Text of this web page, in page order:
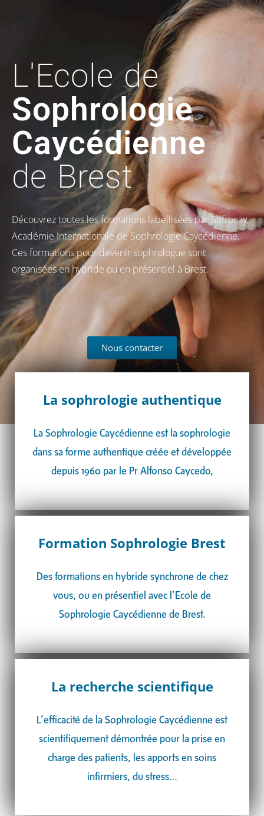
L'Ecole de
Sophrologie
Caycédienne
de Brest
Découvrez toutes les formations labellisées par Sofrocay,
Académie Internationale de Sophrologie Caycédienne.
Ces formations pour devenir sophrologue sont
organisées en hybride ou en présentiel à Brest.
Nous contacter
La sophrologie authentique
La Sophrologie Caycédienne est la sophrologie
dans sa forme authentique créée et développée
depuis 1960 par le Pr Alfonso Caycedo,
Formation Sophrologie Brest
Des formations en hybride synchrone de chez
vous, ou en présentiel avec l’Ecole de
Sophrologie Caycédienne de Brest.
La recherche scientifique
L’efficacité de la Sophrologie Caycédienne est
scientifiquement démontrée pour la prise en
charge des patients, les apports en soins
infirmiers, du stress…